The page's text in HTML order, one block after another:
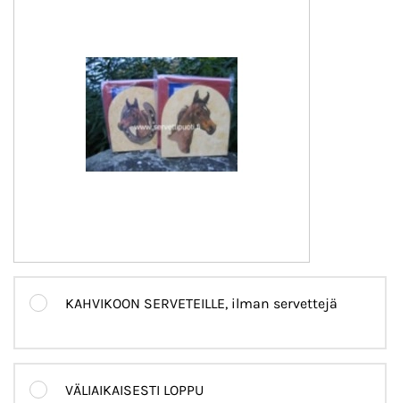
KAHVIKOON SERVETEILLE, ilman servettejä
VÄLIAIKAISESTI LOPPU